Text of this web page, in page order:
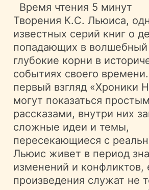
Время чтения 5 минут
Творения К.С. Льюиса,
известных серий книг о
попадающих в
глубокие корни в
событиях своего
первый взгляд «Хроники
могут показаться
рассказами, внутри них
сложные идеи и темы,
пересекающиеся с
Льюис живет в период
изменений и конфликтов,
произведения служат не